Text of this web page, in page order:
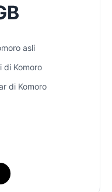
asli
di Komoro
di Komoro